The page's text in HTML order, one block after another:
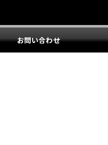
お問い合わせ